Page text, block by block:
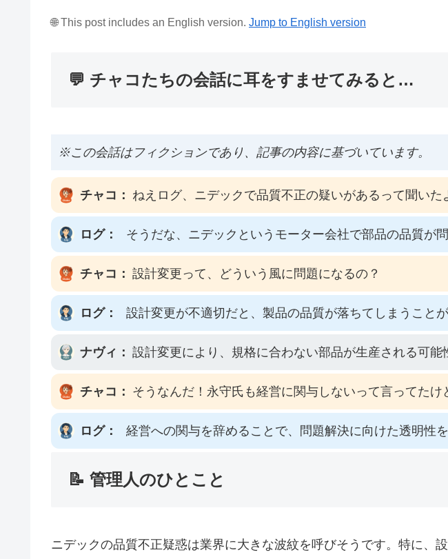
🌐 This post includes an English version. Jump to English version
💬 チャコたちの会話に耳をすませてみると…
※この会話はフィクションであり、記事の内容に基づいています。
チャコ： ねえログ、ニデックで品質不正の疑いがあるって聞いた
ログ： そうだな、ニデックというモーター会社で部品の品質が
チャコ： 設計変更って、どういう風に問題になるの？
ログ： 設計変更が不適切だと、製品の品質が落ちてしまうこと
ナヴィ： 設計変更により、規格に合わない部品が生産される可能
チャコ： そうなんだ！永守氏も経営に関与しないって言ってたけ
ログ： 経営への関与を辞めることで、問題解決に向けた透明性
📝 管理人のひとこと
ニデックの品質不正疑惑は業界に大きな波紋を呼びそうです。特に、